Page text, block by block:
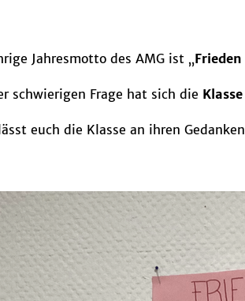
Jahresmotto des AMG ist „
schwierigen Frage hat sich die
euch die Klasse an ihren